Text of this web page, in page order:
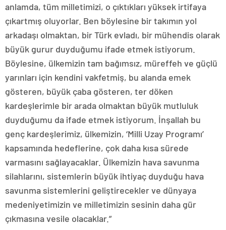
anlamda, tüm milletimizi, o çıktıkları yüksek irtifaya
çıkartmış oluyorlar. Ben böylesine bir takımın yol
arkadaşı olmaktan, bir Türk evladı, bir mühendis olarak
büyük gurur duyduğumu ifade etmek istiyorum.
Böylesine, ülkemizin tam bağımsız, müreffeh ve güçlü
yarınları için kendini vakfetmiş, bu alanda emek
gösteren, büyük çaba gösteren, ter döken
kardeşlerimle bir arada olmaktan büyük mutluluk
duyduğumu da ifade etmek istiyorum. İnşallah bu
genç kardeşlerimiz, ülkemizin, ‘Milli Uzay Programı’
kapsamında hedeflerine, çok daha kısa sürede
varmasını sağlayacaklar. Ülkemizin hava savunma
silahlarını, sistemlerin büyük ihtiyaç duyduğu hava
savunma sistemlerini geliştirecekler ve dünyaya
medeniyetimizin ve milletimizin sesinin daha gür
çıkmasına vesile olacaklar.”